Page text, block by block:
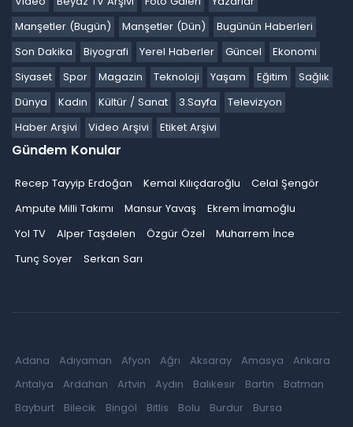
Manşetler (Bugün)
Manşetler (Dün)
Bugünün Haberleri
Son Dakika
Biyografi Yerel Haberler Güncel
Ekonomi
Siyaset
Spor Magazin Teknoloji Yaşam Eğitim
Sağlık
Dünya
Kadın Kültür / Sanat 3.Sayfa
Televizyon
Haber Arşivi
Video Arşivi Etiket Arşivi
Gündem Konular
Recep Tayyip Erdoğan Kemal Kılıçdaroğlu
Celal Şengör
Ampute Milli Takımı
Mansur Yavaş
Ekrem İmamoğlu
Yol TV
Alper Taşdelen Özgür Özel
Muharrem İnce
Tunç Soyer
Serkan Sarı
Adana Adıyaman Afyon Ağrı Aksaray Amasya
Ankara
Antalya
Ardahan Artvin Aydın Balıkesir Bartın
Batman
Bayburt
Bilecik Bingöl Bitlis Bolu Burdur
Bursa